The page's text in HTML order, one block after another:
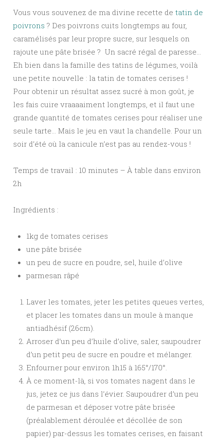
Vous vous souvenez de ma divine recette de tatin de
poivrons ? Des poivrons cuits longtemps au four,
caramélisés par leur propre sucre, sur lesquels on
rajoute une pâte brisée ? Un sacré régal de paresse…
Eh bien dans la famille des tatins de légumes, voilà
une petite nouvelle : la tatin de tomates cerises !
Pour obtenir un résultat assez sucré à mon goût, je
les fais cuire vraaaaiment longtemps, et il faut une
grande quantité de tomates cerises pour réaliser une
seule tarte… Mais le jeu en vaut la chandelle. Pour un
soir d’été où la canicule n’est pas au rendez-vous !
Temps de travail : 10 minutes – À table dans environ
2h
Ingrédients :
1kg de tomates cerises
une pâte brisée
un peu de sucre en poudre, sel, huile d’olive
parmesan râpé
Laver les tomates, jeter les petites queues vertes,
et placer les tomates dans un moule à manque
antiadhésif (26cm).
Arroser d’un peu d’huile d’olive, saler, saupoudrer
d’un petit peu de sucre en poudre et mélanger.
Enfourner pour environ 1h15 à 165°/170°.
À ce moment-là, si vos tomates nagent dans le
jus, jetez ce jus dans l’évier. Saupoudrer d’un peu
de parmesan et déposer votre pâte brisée
(préalablement déroulée et décollée de son
papier) par-dessus les tomates cerises, en faisant